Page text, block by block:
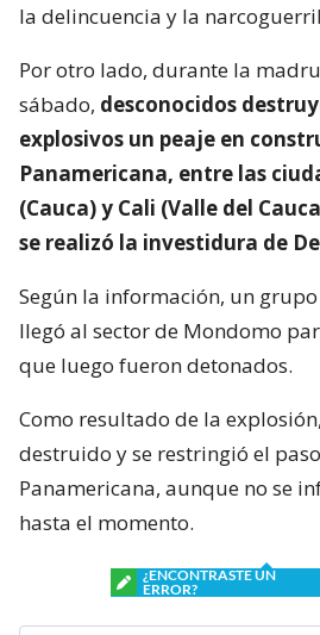
la delincuencia y la
Por otro lado, durante la
sábado, desconocidos
explosivos un peaje en
Panamericana, entre las
(Cauca) y Cali (Valle del
se realizó la investidura de
Según la información, un
llegó al sector de Mondomo
que luego fueron detonados.
Como resultado de la
destruido y se restringió el
Panamericana, aunque no se
hasta el momento.
¿ENCONTRASTE UN
ERROR?